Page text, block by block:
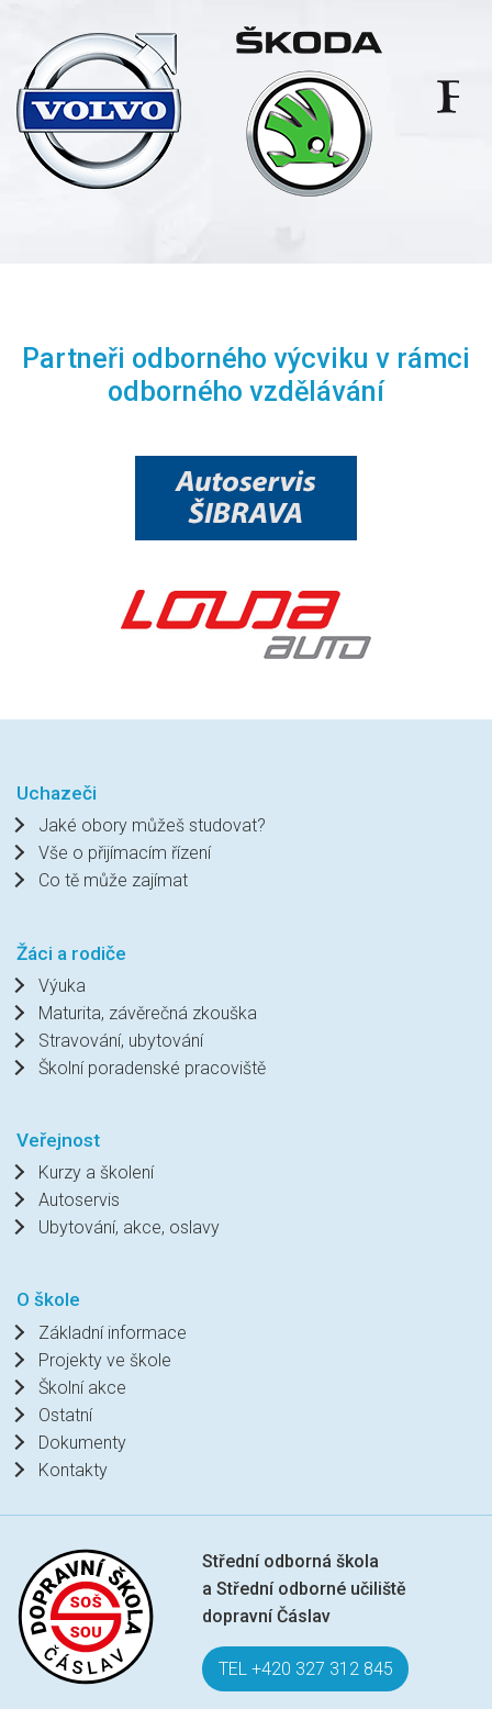
Partneři odborného výcviku v rámci
odborného vzdělávání
Uchazeči
Jaké obory můžeš studovat?
Vše o přijímacím řízení
Co tě může zajímat
Žáci a rodiče
Výuka
Maturita, závěrečná zkouška
Stravování, ubytování
Školní poradenské pracoviště
Veřejnost
Kurzy a školení
Autoservis
Ubytování, akce, oslavy
O škole
Základní informace
Projekty ve škole
Školní akce
Ostatní
Dokumenty
Kontakty
Střední odborná škola
a Střední odborné učiliště
dopravní Čáslav
TEL +420 327 312 845